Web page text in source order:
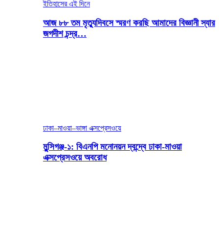
ইতিহাসের এই দিনে
আজ ৮৮ তম মৃত্যুদিবসে স্মরণ করছি আমাদের বিজ্ঞানী স্যার
জগদীশ চন্দ্র…
ঢাকা–মাওয়া–ভাঙ্গা এক্সপ্রেসওয়ে
মুন্সিগঞ্জ-১: বিএনপি মনোনয়ন দ্বন্দ্বে ঢাকা-মাওয়া
এক্সপ্রেসওয়ে অবরোধ